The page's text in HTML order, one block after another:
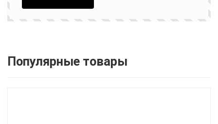
Популярные товары